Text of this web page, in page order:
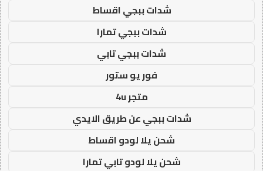
شدات ببجي اقساط
شدات ببجي تمارا
شدات ببجي تابي
فور يو ستور
متجر 4u
شدات ببجي عن طريق الايدي
شحن يلا لودو اقساط
شحن يلا لودو تابي تمارا